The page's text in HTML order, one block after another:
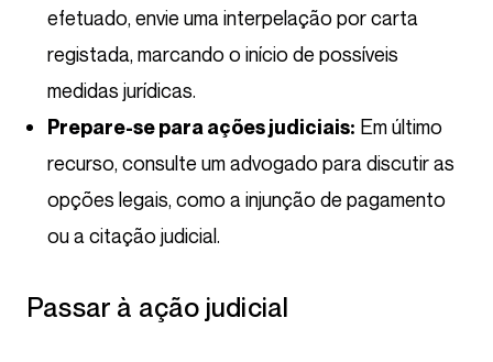
efetuado, envie uma interpelação por carta
registada, marcando o início de possíveis
medidas jurídicas.
Prepare-se para ações judiciais: Em último
recurso, consulte um advogado para discutir as
opções legais, como a injunção de pagamento
ou a citação judicial.
Passar à ação judicial